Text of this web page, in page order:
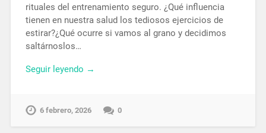
rituales del entrenamiento seguro. ¿Qué influencia
tienen en nuestra salud los tediosos ejercicios de
estirar?¿Qué ocurre si vamos al grano y decidimos
saltárnoslos…
Seguir leyendo →
6 febrero, 2026 0